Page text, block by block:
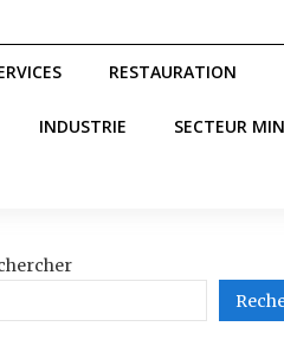
RESTAURATION
INDUSTRIE SECTEUR